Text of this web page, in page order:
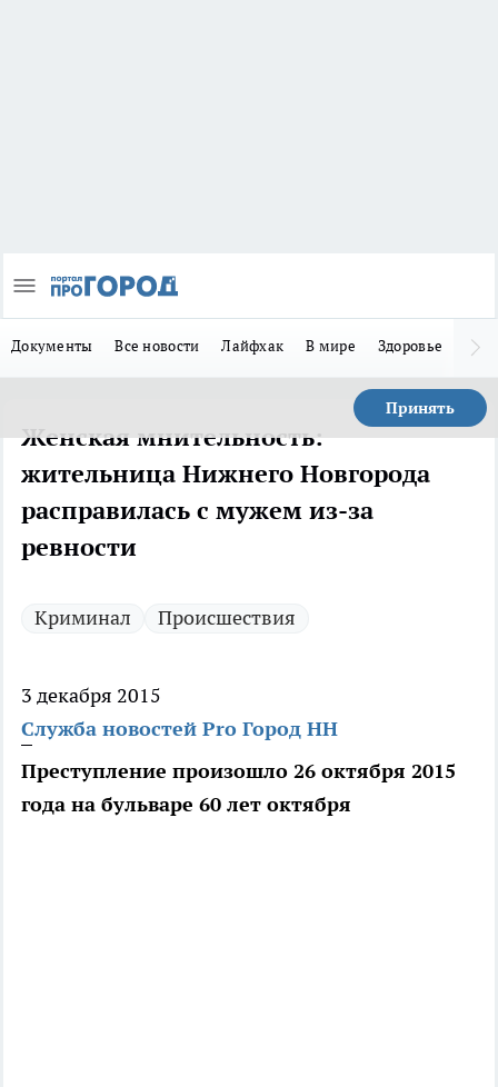
Документы Все новости Лайфхак В мире Здоровье
Принять
Женская мнительность:
жительница Нижнего Новгорода
расправилась с мужем из-за
ревности
Криминал Происшествия
3 декабря 2015
Служба новостей Pro Город НН
Преступление произошло 26 октября 2015
года на бульваре 60 лет октября